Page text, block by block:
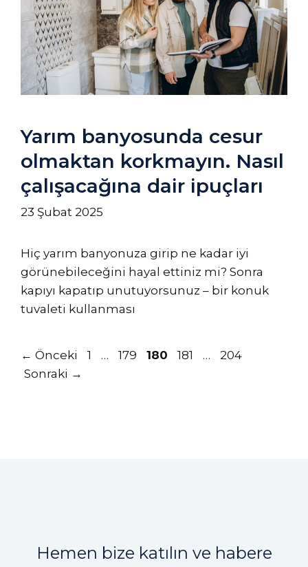
Yarım banyosunda cesur
olmaktan korkmayın. Nasıl
çalışacağına dair ipuçları
23 Şubat 2025
Hiç yarım banyonuza girip ne kadar iyi
görünebileceğini hayal ettiniz mi? Sonra
kapıyı kapatıp unutuyorsunuz – bir konuk
tuvaleti kullanması
← Önceki Sayfa
1 … Sayfa
179 Sayfa
180 Sayfa
181 … Sayfa
204
Sonraki →
Hemen bize katılın ve habere